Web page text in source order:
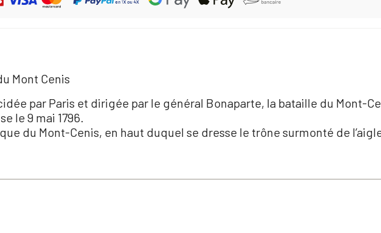
Mont Cenis
par Paris et dirigée par le général Bonaparte, la bataille du Mont-
le 9 mai 1796.
du Mont-Cenis, en haut duquel se dresse le trône surmonté de